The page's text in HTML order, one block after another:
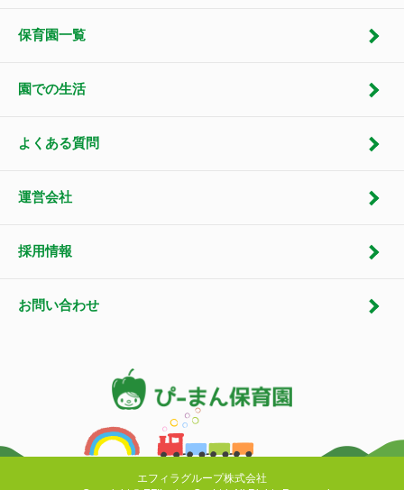
保育園一覧
園での生活
よくある質問
運営会社
採用情報
お問い合わせ
エフィラグループ株式会社